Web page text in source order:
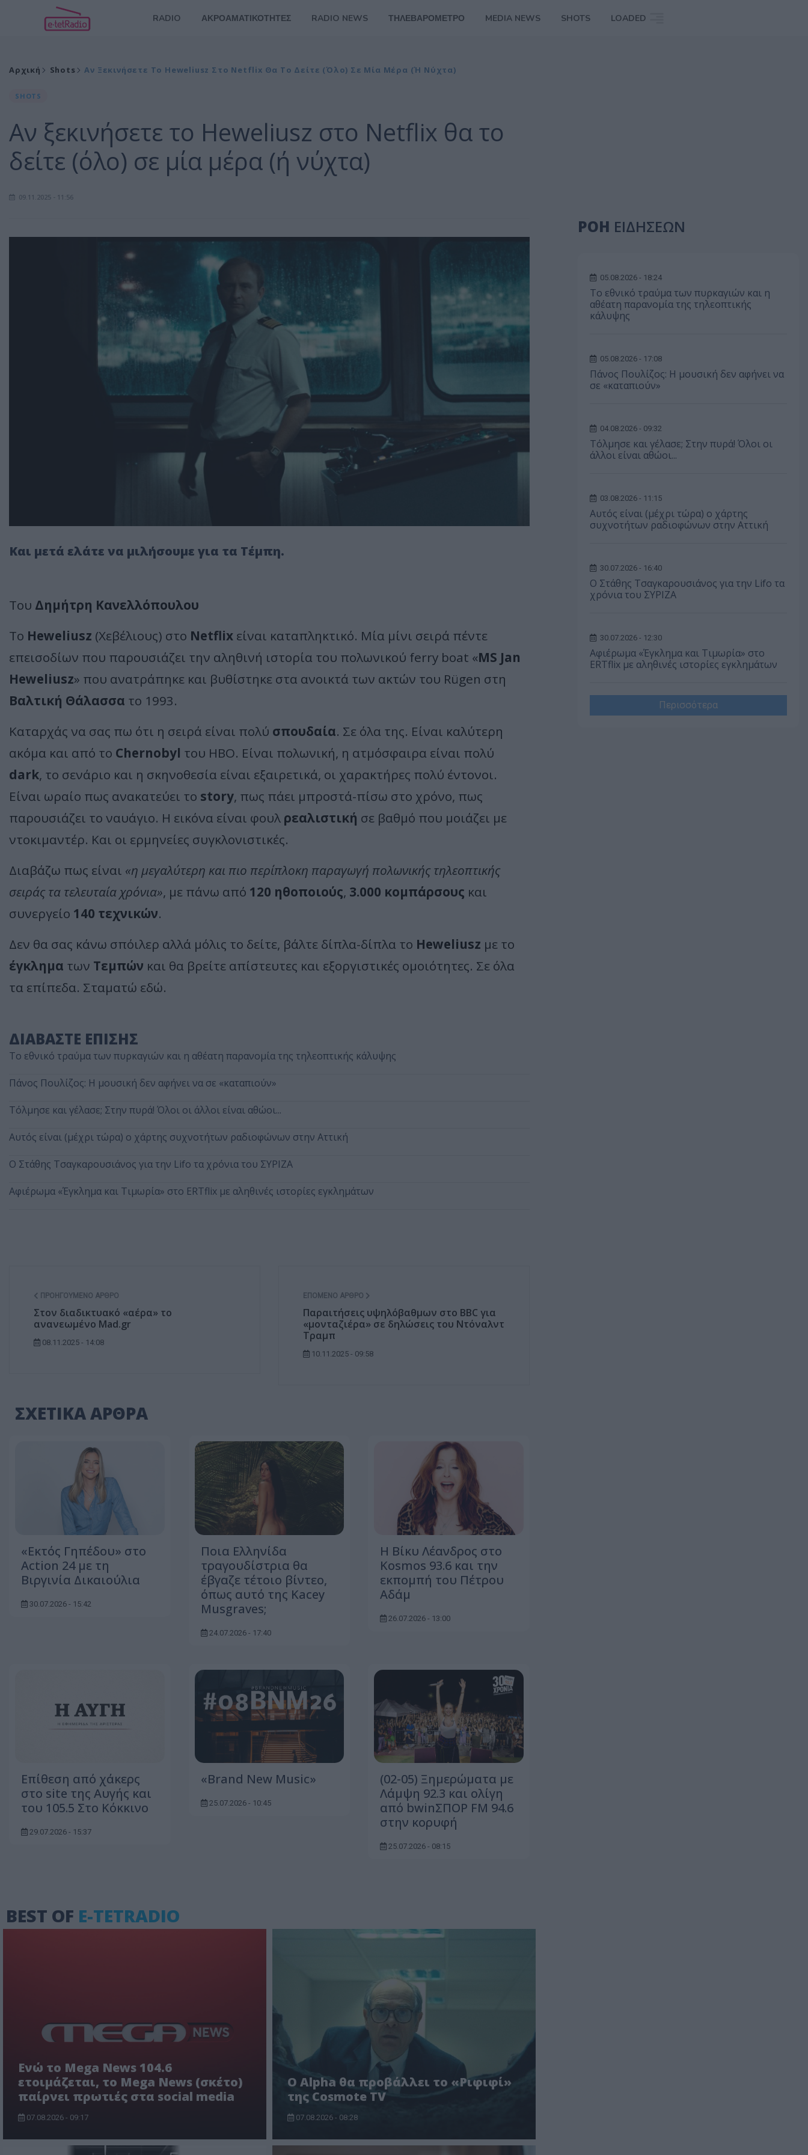
RADIO ΑΚΡΟΑΜΑΤΙΚΟΤΗΤΕΣ RADIO NEWS ΤΗΛΕΒΑΡΟΜΕΤΡΟ MEDIA NEWS SHOTS LOADED
Αρχική Shots Αν Ξεκινήσετε Το Heweliusz Στο Netflix Θα Το Δείτε (όλο) Σε Μία Μέρα (ή Νύχτα)
SHOTS
Αν ξεκινήσετε το Heweliusz στο Netflix θα το
δείτε (όλο) σε μία μέρα (ή νύχτα)
09.11.2025 - 11:56
Και μετά ελάτε να μιλήσουμε για τα Τέμπη.
Του Δημήτρη Κανελλόπουλου
Το Heweliusz (Χεβέλιους) στο Netflix είναι καταπληκτικό. Μία μίνι σειρά πέντε
επεισοδίων που παρουσιάζει την αληθινή ιστορία του πολωνικού ferry boat «MS Jan
Heweliusz» που ανατράπηκε και βυθίστηκε στα ανοικτά των ακτών του Rügen στη
Βαλτική Θάλασσα το 1993.
Καταρχάς να σας πω ότι η σειρά είναι πολύ σπουδαία. Σε όλα της. Είναι καλύτερη
ακόμα και από το Chernobyl του ΗΒΟ. Είναι πολωνική, η ατμόσφαιρα είναι πολύ
dark, το σενάριο και η σκηνοθεσία είναι εξαιρετικά, οι χαρακτήρες πολύ έντονοι.
Είναι ωραίο πως ανακατεύει το story, πως πάει μπροστά-πίσω στο χρόνο, πως
παρουσιάζει το ναυάγιο. Η εικόνα είναι φουλ ρεαλιστική σε βαθμό που μοιάζει με
ντοκιμαντέρ. Και οι ερμηνείες συγκλονιστικές.
Διαβάζω πως είναι «η μεγαλύτερη και πιο περίπλοκη παραγωγή πολωνικής τηλεοπτικής
σειράς τα τελευταία χρόνια», με πάνω από 120 ηθοποιούς, 3.000 κομπάρσους και
συνεργείο 140 τεχνικών.
Δεν θα σας κάνω σπόιλερ αλλά μόλις το δείτε, βάλτε δίπλα-δίπλα το Heweliusz με το
έγκλημα των Τεμπών και θα βρείτε απίστευτες και εξοργιστικές ομοιότητες. Σε όλα
τα επίπεδα. Σταματώ εδώ.
ΔΙΑΒΑΣΤΕ ΕΠΙΣΗΣ
Το εθνικό τραύμα των πυρκαγιών και η αθέατη παρανομία της τηλεοπτικής κάλυψης
Πάνος Πουλίζος: Η μουσική δεν αφήνει να σε «καταπιούν»
Τόλμησε και γέλασε; Στην πυρά! Όλοι οι άλλοι είναι αθώοι...
Αυτός είναι (μέχρι τώρα) ο χάρτης συχνοτήτων ραδιοφώνων στην Αττική
Ο Στάθης Τσαγκαρουσιάνος για την Lifo τα χρόνια του ΣΥΡΙΖΑ
Αφιέρωμα «Έγκλημα και Τιμωρία» στο ERTflix με αληθινές ιστορίες εγκλημάτων
ΠΡΟΗΓΟΎΜΕΝΟ ΆΡΘΡΟ
Στον διαδικτυακό «αέρα» το
ανανεωμένο Mad.gr
08.11.2025 - 14:08
ΕΠΌΜΕΝΟ ΆΡΘΡΟ
Παραιτήσεις υψηλόβαθμων στο BBC για
«μονταζιέρα» σε δηλώσεις του Ντόναλντ
Τραμπ
10.11.2025 - 09:58
ΣΧΕΤΙΚΑ ΑΡΘΡΑ
«Εκτός Γηπέδου» στο
Action 24 με τη
Βιργινία Δικαιούλια
30.07.2026 - 15:42
Ποια Ελληνίδα
τραγουδίστρια θα
έβγαζε τέτοιο βίντεο,
όπως αυτό της Kacey
Musgraves;
24.07.2026 - 17:40
Η Βίκυ Λέανδρος στο
Kosmos 93.6 και την
εκπομπή του Πέτρου
Αδάμ
26.07.2026 - 13:00
Επίθεση από χάκερς
στο site της Αυγής και
του 105.5 Στο Κόκκινο
29.07.2026 - 15:37
«Brand New Music»
25.07.2026 - 10:45
(02-05) Ξημερώματα με
Λάμψη 92.3 και ολίγη
από bwinΣΠΟΡ FM 94.6
στην κορυφή
25.07.2026 - 08:15
BEST OF E-TETRADIO
Ενώ το Mega News 104.6
ετοιμάζεται, το Mega News (σκέτο)
παίρνει πρωτιές στα social media
07.08.2026 - 09:17
Ο Alpha θα προβάλλει το «Ριφιφί»
της Cosmote TV
07.08.2026 - 08:28
ΡΟΗ ΕΙΔΗΣΕΩΝ
05.08.2026 - 18:24
Το εθνικό τραύμα των πυρκαγιών και η
αθέατη παρανομία της τηλεοπτικής
κάλυψης
05.08.2026 - 17:08
Πάνος Πουλίζος: Η μουσική δεν αφήνει να
σε «καταπιούν»
04.08.2026 - 09:32
Τόλμησε και γέλασε; Στην πυρά! Όλοι οι
άλλοι είναι αθώοι...
03.08.2026 - 11:15
Αυτός είναι (μέχρι τώρα) ο χάρτης
συχνοτήτων ραδιοφώνων στην Αττική
30.07.2026 - 16:40
Ο Στάθης Τσαγκαρουσιάνος για την Lifo τα
χρόνια του ΣΥΡΙΖΑ
30.07.2026 - 12:30
Αφιέρωμα «Έγκλημα και Τιμωρία» στο
ERTflix με αληθινές ιστορίες εγκλημάτων
Περισσότερα